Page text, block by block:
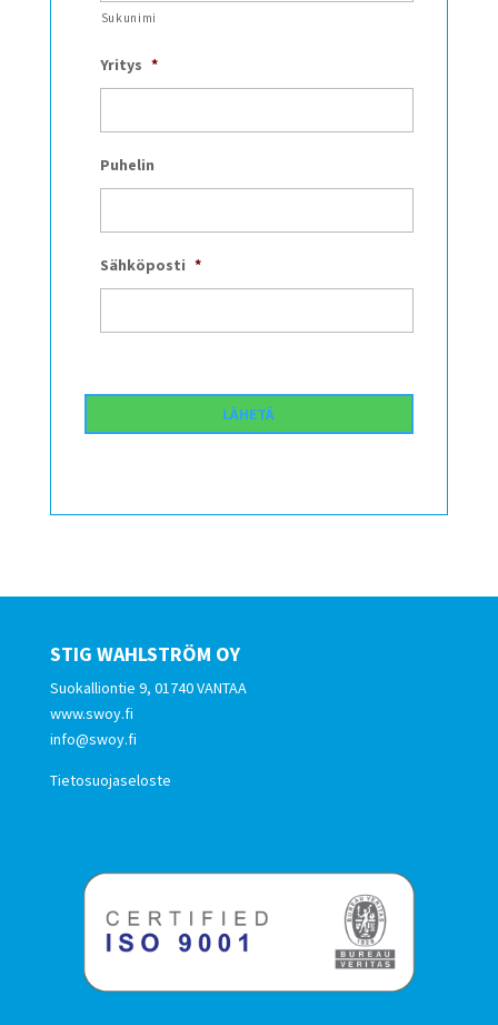
Sukunimi
Yritys *
Puhelin
Sähköposti *
STIG WAHLSTRÖM OY
Suokalliontie 9, 01740 VANTAA
www.swoy.fi
info@swoy.fi
Tietosuojaseloste